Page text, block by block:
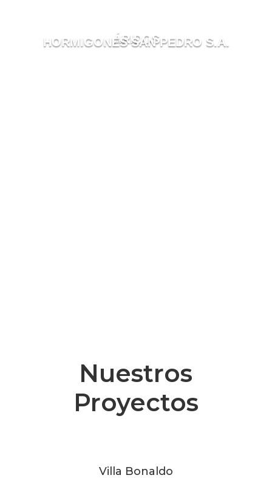
ÁRIDOS
HORMIGONES SAN PEDRO S.A.
Nuestros
Proyectos
Villa Bonaldo